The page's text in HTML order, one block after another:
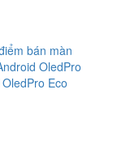
bán màn
OledPro
Eco